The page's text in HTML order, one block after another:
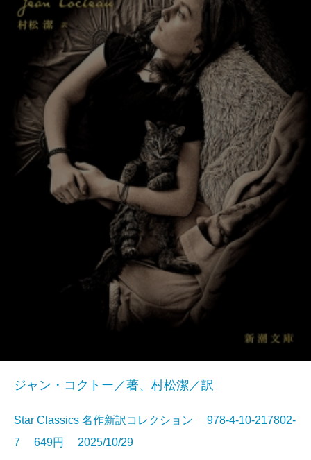
ジャン・コクトー／著、村松潔／訳
Star Classics 名作新訳コレクション 978-4-10-217802-
7 649円 2025/10/29